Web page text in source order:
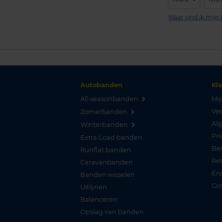
Waar vind ik mijn
Autobanden
All-seasonbanden
Zomerbanden
Winterbanden
Extra Load banden
Runflat banden
Caravanbanden
Banden wisselen
Uitlijnen
Balanceren
Opslag van banden